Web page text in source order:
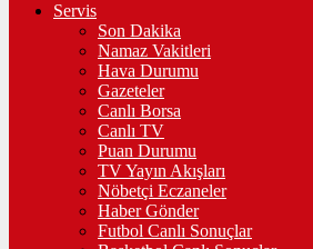
Servis
Son Dakika
Namaz Vakitleri
Hava Durumu
Gazeteler
Canlı Borsa
Canlı TV
Puan Durumu
TV Yayın Akışları
Nöbetçi Eczaneler
Haber Gönder
Futbol Canlı Sonuçlar